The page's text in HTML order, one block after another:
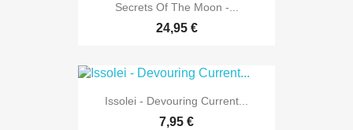
Secrets Of The Moon -...
24,95 €
Issolei - Devouring Current...
7,95 €